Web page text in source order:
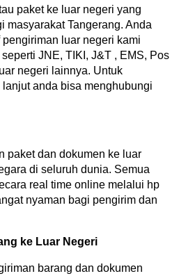
paket ke luar negeri yang
masyarakat Tangerang. Anda
luar negeri kami
JNE, TIKI, J&T , EMS, Pos
negeri lainnya. Untuk
anda bisa menghubungi
paket dan dokumen ke luar
di seluruh dunia. Semua
real time online melalui hp
nyaman bagi pengirim dan
ke Luar Negeri
barang dan dokumen